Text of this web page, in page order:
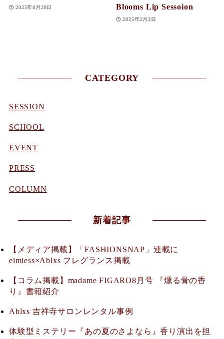
2025年8月28日
Blooms Lip Sessoion
2025年2月3日
CATEGORY
SESSION
SCHOOL
EVENT
PRESS
COLUMN
新着記事
【メディア掲載】「FASHIONSNAP」連載に
eimiess×Ablxs フレグランス掲載
【コラム掲載】madame FIGARO8月号 『燻る骨の香
り』書籍紹介
Ablxs 吉祥寺サロンレンタル事例
体験型ミステリー『あの夏のさよなら』香り演出を担